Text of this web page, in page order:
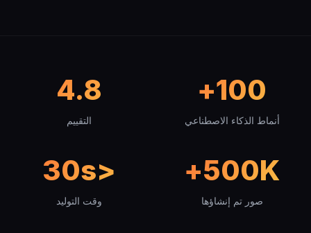
100+
أنماط الذكاء الاصطناعي
4.8
التقييم
500K+
صور تم إنشاؤها
<30s
وقت التوليد